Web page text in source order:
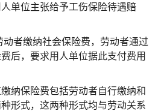
单位主张给予工伤保险待遇赔
者缴纳社会保险费，劳动者通过
后，要求用人单位据此支付费用
纳保险费包括劳动者自行缴纳和
形式，这两种形式均与劳动关系